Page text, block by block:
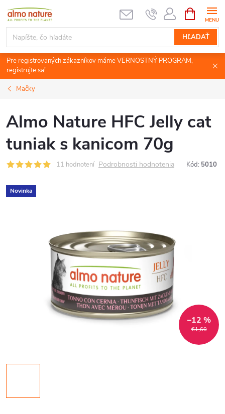
Prejsť
obsah
HĽADAŤ
KOŠÍK
Pre registrovaných zákazníkov máme VERNOSTNÝ PROGRAM,
registrujte sa!
Mačky
Almo Nature HFC Jelly cat
tuniak s kanicom 70g
11 hodnotení Podrobnosti hodnotenia Kód: 5010
Novinka
€1,60
–12 %